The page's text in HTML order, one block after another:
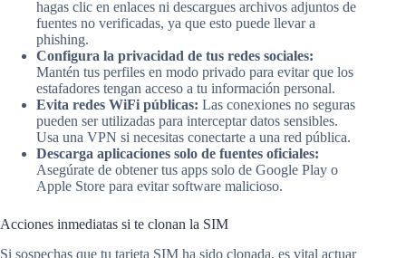
hagas clic en enlaces ni descargues archivos adjuntos de
fuentes no verificadas, ya que esto puede llevar a
phishing.
Configura la privacidad de tus redes sociales:
Mantén tus perfiles en modo privado para evitar que los
estafadores tengan acceso a tu información personal.
Evita redes WiFi públicas: Las conexiones no seguras
pueden ser utilizadas para interceptar datos sensibles.
Usa una VPN si necesitas conectarte a una red pública.
Descarga aplicaciones solo de fuentes oficiales:
Asegúrate de obtener tus apps solo de Google Play o
Apple Store para evitar software malicioso.
Acciones inmediatas si te clonan la SIM
Si sospechas que tu tarjeta SIM ha sido clonada, es vital actuar